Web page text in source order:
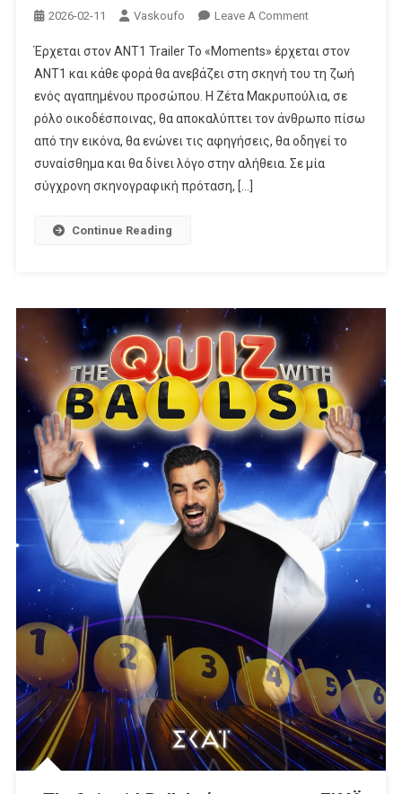
2026-02-11 Vaskoufo Leave A CommentOn
Με
Την
Ζέτα
Μακρυπούλια
Έρχεται
Στον
Έρχεται στον ΑΝΤ1 Trailer Το «Moments» έρχεται στον
ΑΝΤ1 και κάθε φορά θα ανεβάζει στη σκηνή του τη ζωή
ενός αγαπημένου προσώπου. H Ζέτα Μακρυπούλια, σε
ρόλο οικοδέσποινας, θα αποκαλύπτει τον άνθρωπο πίσω
από την εικόνα, θα ενώνει τις αφηγήσεις, θα οδηγεί το
συναίσθημα και θα δίνει λόγο στην αλήθεια. Σε μία
σύγχρονη σκηνογραφική πρόταση, […]
Continue Reading